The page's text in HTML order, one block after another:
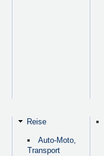
Reise
Auto-Moto,
Transport